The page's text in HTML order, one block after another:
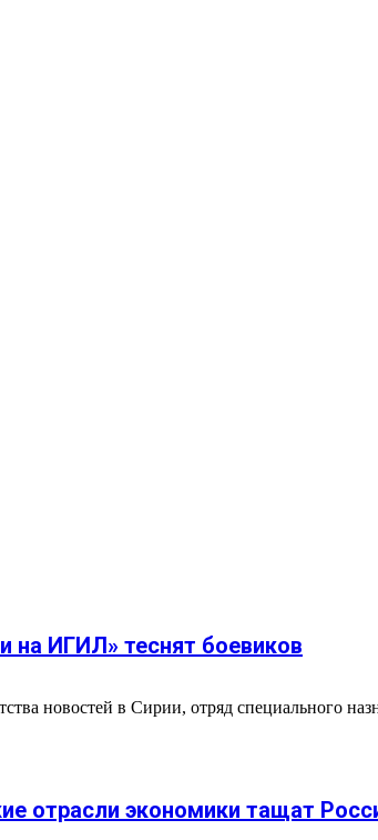
на ИГИЛ» теснят боевиков
новостей в Сирии, отряд
отрасли экономики тащат